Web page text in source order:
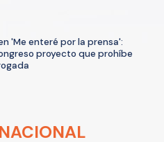
'Me enteré por la prensa':
proyecto que prohíbe